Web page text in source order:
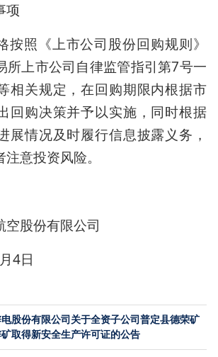
项
按照《上市公司股份回购规则》
所上市公司自律监管指引第7号一
相关规定，在回购期限内根据市
回购决策并予以实施，同时根据
展情况及时履行信息披露义务，
意投资风险。
空股份有限公司
4日
电股份有限公司关于全资子公司普定县德荣矿
取得新安全生产许可证的公告